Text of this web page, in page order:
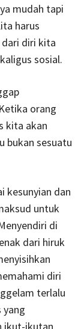
mudah tapi
harus
diri kita
sosial.
orang
kita akan
bukan sesuatu
kesunyian dan
untuk
di
dari hiruk
diri
terlalu
yang